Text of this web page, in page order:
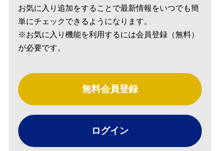
お気に入り追加をすることで最新情報をいつでも簡
単にチェックできるようになります。
※お気に入り機能を利用するには会員登録（無料）
が必要です。
無料会員登録
ログイン